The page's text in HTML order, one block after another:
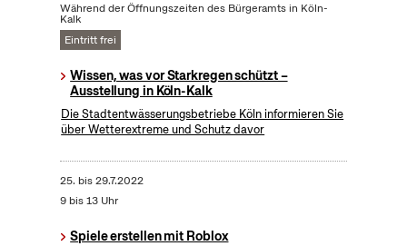
Während der Öffnungszeiten des Bürgeramts in Köln-
Kalk
Eintritt frei
Wissen, was vor Starkregen schützt –
Ausstellung in Köln-Kalk
Die Stadtentwässerungsbetriebe Köln informieren Sie
über Wetterextreme und Schutz davor
25. bis29.7.2022
9 bis 13 Uhr
Spiele erstellen mit Roblox